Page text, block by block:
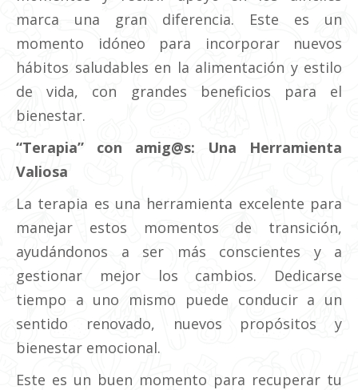
marca una gran diferencia. Este es un
momento idóneo para incorporar nuevos
hábitos saludables en la alimentación y estilo
de vida, con grandes beneficios para el
bienestar.
“Terapia” con amig@s: Una Herramienta
Valiosa
La terapia es una herramienta excelente para
manejar estos momentos de transición,
ayudándonos a ser más conscientes y a
gestionar mejor los cambios. Dedicarse
tiempo a uno mismo puede conducir a un
sentido renovado, nuevos propósitos y
bienestar emocional.
Este es un buen momento para recuperar tu